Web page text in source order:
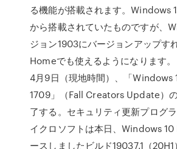
る機能が搭載されます。Windows
から搭載されていたものですが、
ジョン1903にバージョンアップす
Homeでも使えるようになります
4月9日（現地時間）、「Windows
1709」（Fall Creators Update）
了する。セキュリティ更新プログ
イクロソフトは本日、Windows 10
ースしましたビルド19037.1（